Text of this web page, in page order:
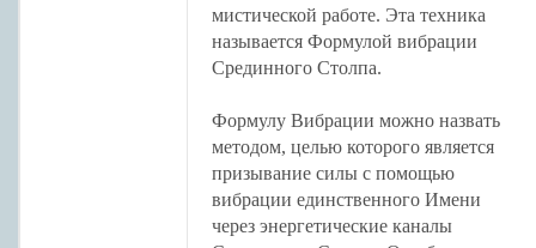
мистической работе. Эта техника
называется Формулой вибрации
Срединного Столпа.
Формулу Вибрации можно назвать
методом, целью которого является
призывание силы с помощью
вибрации единственного Имени
через энергетические каналы